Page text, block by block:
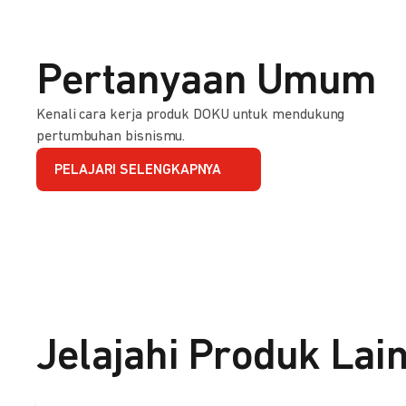
Pertanyaan Umum
Kenali cara kerja produk DOKU untuk mendukung
pertumbuhan bisnismu.
PELAJARI SELENGKAPNYA
Jelajahi Produk